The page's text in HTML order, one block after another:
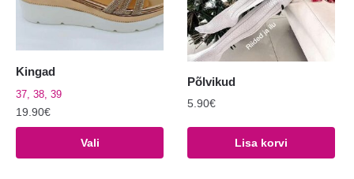
Kingad
37, 38, 39
19.90€
Vali
tootel
Põlvikud
5.90€
Lisa korvi